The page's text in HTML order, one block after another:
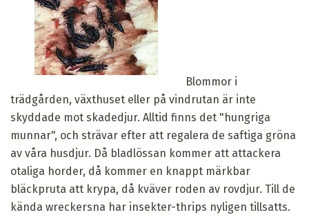
Blommor i
trädgården, växthuset eller på vindrutan är inte
skyddade mot skadedjur. Alltid finns det "hungriga
munnar", och strävar efter att regalera de saftiga gröna
av våra husdjur. Då bladlössan kommer att attackera
otaliga horder, då kommer en knappt märkbar
bläckpruta att krypa, då kväver roden av rovdjur. Till de
kända wreckersna har insekter-thrips nyligen tillsatts.